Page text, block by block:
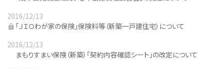
2016/12/13
「ＪＩＯわが家の保険」保険料等（新築一戸建住宅）について
2016/12/13
まもりすまい保険（新築）「契約内容確認シート」の改定について